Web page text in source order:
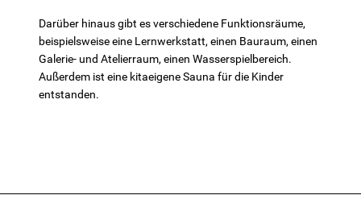
Darüber hinaus gibt es verschiedene Funktionsräume,
beispielsweise eine Lernwerkstatt, einen Bauraum, einen
Galerie- und Atelierraum, einen Wasserspielbereich.
Außerdem ist eine kitaeigene Sauna für die Kinder
entstanden.